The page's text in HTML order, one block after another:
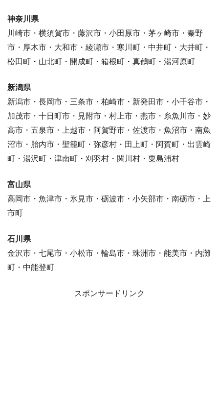
神奈川県
川崎市・横須賀市・藤沢市・小田原市・茅ヶ崎市・秦野
市・厚木市・大和市・綾瀬市・寒川町・中井町・大井町・
松田町・山北町・開成町・箱根町・真鶴町・湯河原町
新潟県
新潟市・長岡市・三条市・柏崎市・新発田市・小千谷市・
加茂市・十日町市・見附市・村上市・燕市・糸魚川市・妙
高市・五泉市・上越市・阿賀野市・佐渡市・魚沼市・南魚
沼市・胎内市・聖籠町・弥彦村・田上町・阿賀町・出雲崎
町・湯沢町・津南町・刈羽村・関川村・粟島浦村
富山県
高岡市・魚津市・氷見市・砺波市・小矢部市・南砺市・上
市町
石川県
金沢市・七尾市・小松市・輪島市・珠洲市・能美市・内灘
町・中能登町
スポンサードリンク